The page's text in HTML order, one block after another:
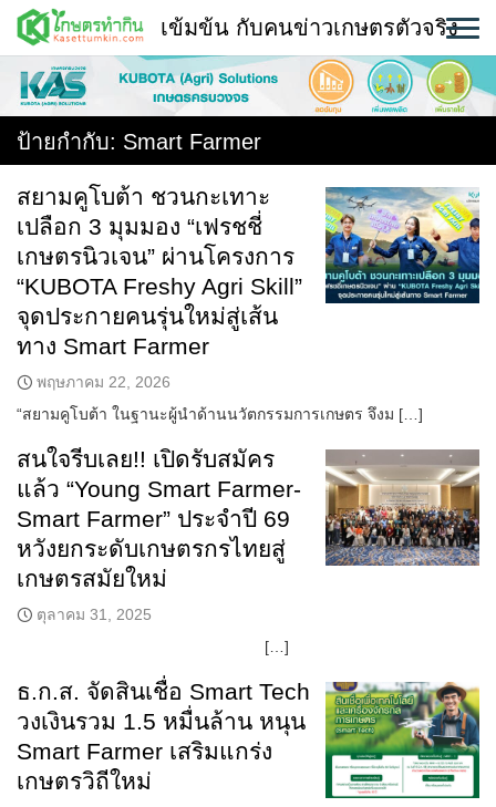
Skip
content
พืช
หน้าแรก
แวดวงเกษตร
ใคร ทำอะไร ที่ไหน
สถานีข่าววันนี้
เข้มข้น กับคนข่าวเกษตรตัวจริง
ป้ายกำกับ: Smart Farmer
สยามคูโบต้า ชวนกะเทาะ
เปลือก 3 มุมมอง “เฟรชชี่
เกษตรนิวเจน” ผ่านโครงการ
“KUBOTA Freshy Agri Skill”
จุดประกายคนรุ่นใหม่สู่เส้น
ทาง Smart Farmer
พฤษภาคม 22, 2026
“สยามคูโบต้า ในฐานะผู้นำด้านนวัตกรรมการเกษตร จึงม […]
สนใจรีบเลย!! เปิดรับสมัคร
แล้ว “Young Smart Farmer-
Smart Farmer” ประจำปี 69
หวังยกระดับเกษตรกรไทยสู่
เกษตรสมัยใหม่
ตุลาคม 31, 2025
[…]
ธ.ก.ส. จัดสินเชื่อ Smart Tech
วงเงินรวม 1.5 หมื่นล้าน หนุน
Smart Farmer เสริมแกร่ง
เกษตรวิถีใหม่